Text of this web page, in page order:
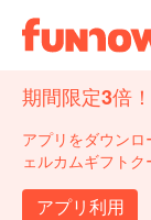
期間限定3倍
アプリをダウン
ェルカムギフトク
アプリ利用